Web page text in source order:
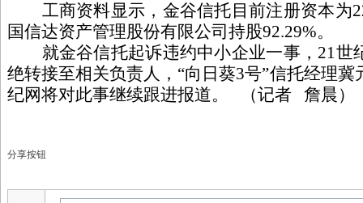
工商资料显示，金谷信托目前注册资本为
国信达资产管理股份有限公司持股92.29%。
就金谷信托起诉违约中小企业一事，21世
绝转接至相关负责人，“向日葵3号”信托经理
纪网将对此事继续跟进报道。 （记者 詹晨）
分享按钮